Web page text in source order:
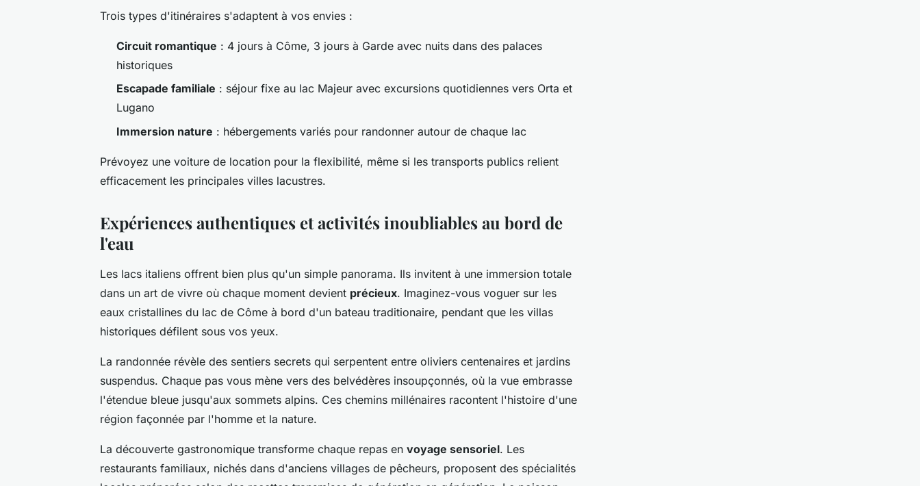
Trois types d'itinéraires s'adaptent à vos envies :
Circuit romantique : 4 jours à Côme, 3 jours à Garde avec nuits dans des palaces
historiques
Escapade familiale : séjour fixe au lac Majeur avec excursions quotidiennes vers Orta et
Lugano
Immersion nature : hébergements variés pour randonner autour de chaque lac
Prévoyez une voiture de location pour la flexibilité, même si les transports publics relient
efficacement les principales villes lacustres.
Expériences authentiques et activités inoubliables au bord de
l'eau
Les lacs italiens offrent bien plus qu'un simple panorama. Ils invitent à une immersion totale
dans un art de vivre où chaque moment devient précieux. Imaginez-vous voguer sur les
eaux cristallines du lac de Côme à bord d'un bateau traditionaire, pendant que les villas
historiques défilent sous vos yeux.
La randonnée révèle des sentiers secrets qui serpentent entre oliviers centenaires et jardins
suspendus. Chaque pas vous mène vers des belvédères insoupçonnés, où la vue embrasse
l'étendue bleue jusqu'aux sommets alpins. Ces chemins millénaires racontent l'histoire d'une
région façonnée par l'homme et la nature.
La découverte gastronomique transforme chaque repas en voyage sensoriel. Les
restaurants familiaux, nichés dans d'anciens villages de pêcheurs, proposent des spécialités